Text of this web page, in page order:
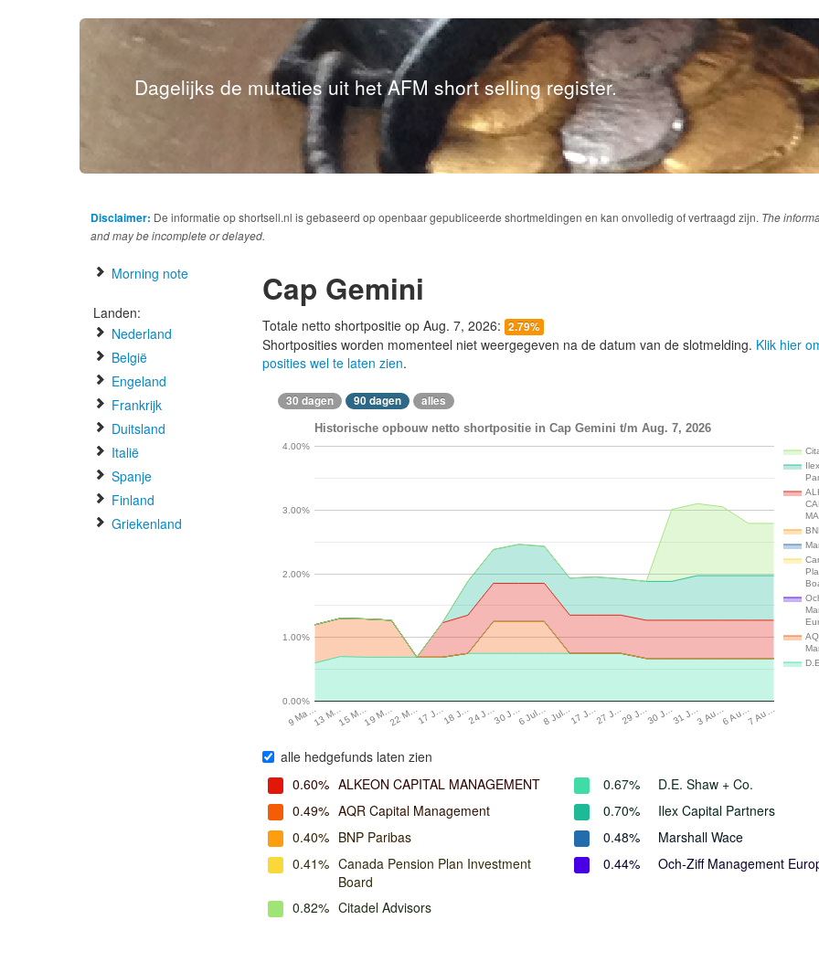
Dagelijks de mutaties uit het AFM short selling register.
Disclaimer: De informatie op shortsell.nl is gebaseerd op openbaar gepubliceerde shortmeldingen en kan onvolledig of vertraagd zijn. The
and may be incomplete or delayed.
Morning note
Landen:
Nederland
België
Engeland
Frankrijk
Duitsland
Italië
Spanje
Finland
Griekenland
Cap Gemini
Totale netto shortpositie op Aug. 7, 2026: 2.79%
Shortposities worden momenteel niet weergegeven na de datum van de slotmelding. Klik hier
posities wel te laten zien.
30 dagen 90 dagen alles
Historische opbouw netto shortpositie in Cap Gemini t/m Aug. 7, 2026
9 Ma…13 M…15 M…19 M…22 M…17 J…18 J…24 J…30 J…6 Jul…8 Jul…17 J…27 J…29 J…30 J…31 J…3 Au…6 Au…7 Au…
0.00%
1.00%
2.00%
3.00%
4.00%
alle hedgefunds laten zien
0.60% ALKEON CAPITAL MANAGEMENT
0.49% AQR Capital Management
0.40% BNP Paribas
0.41% Canada Pension Plan Investment
Board
0.82% Citadel Advisors
0.67%
D.E. Shaw + Co.
0.70%
Ilex Capital Partners
0.48%
Marshall Wace
0.44%
Och-Ziff Management